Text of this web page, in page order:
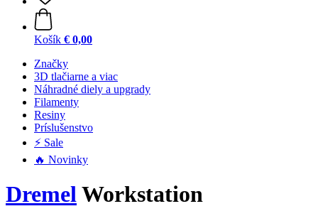
Košík € 0,00
Značky
3D tlačiarne a viac
Náhradné diely a upgrady
Filamenty
Resiny
Príslušenstvo
⚡ Sale
🔥 Novinky
DremelWorkstation